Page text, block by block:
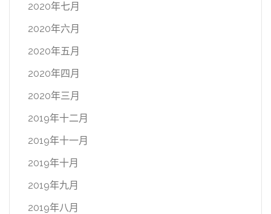
2020年七月
2020年六月
2020年五月
2020年四月
2020年三月
2019年十二月
2019年十一月
2019年十月
2019年九月
2019年八月